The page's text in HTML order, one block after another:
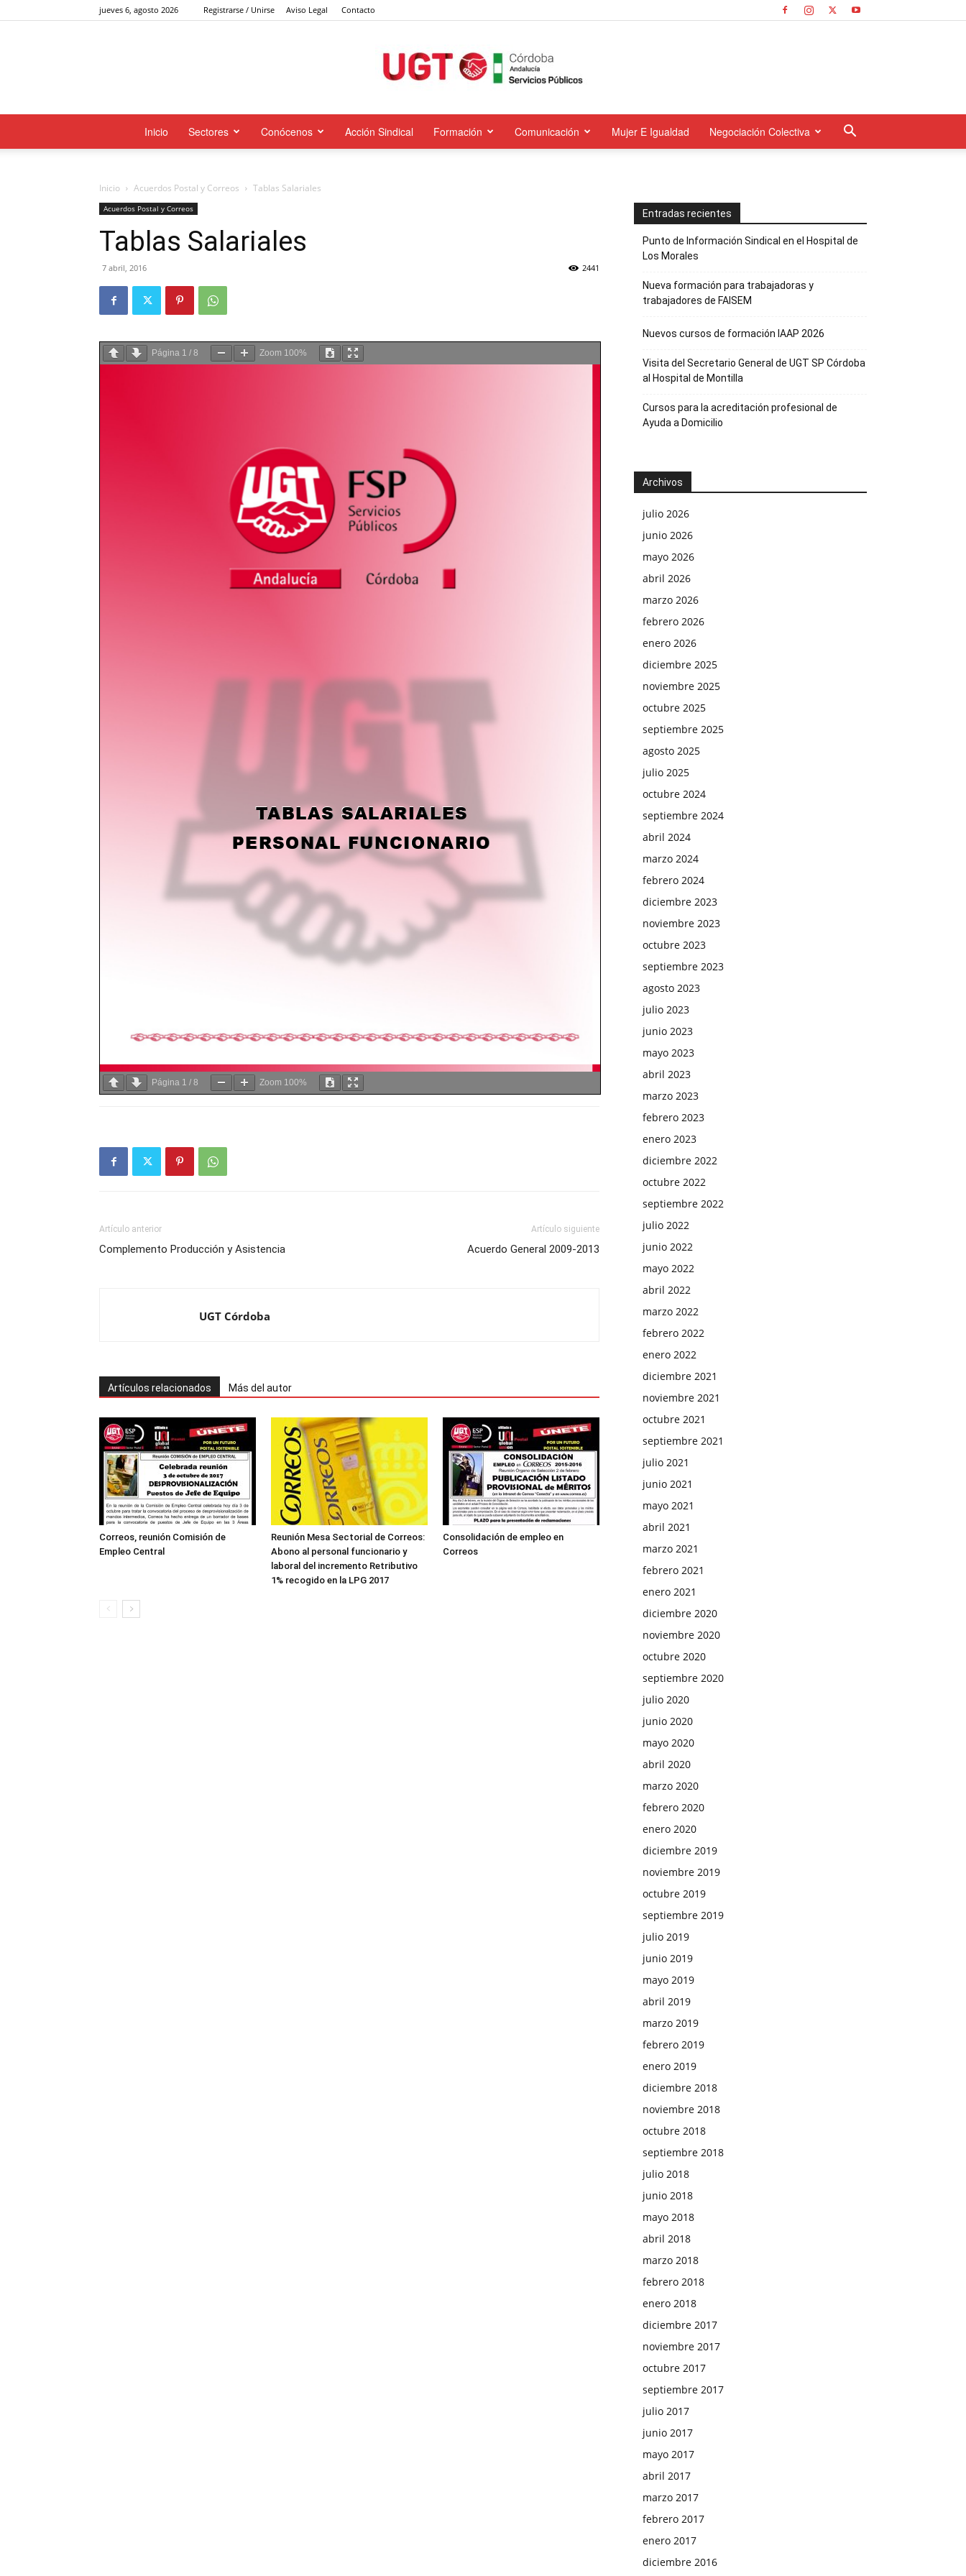
jueves 6, agosto 2026 Registrarse / Unirse Aviso Legal Contacto
Inicio Sectores Conócenos Acción Sindical Formación Comunicación Mujer E Igualdad Negociación Colectiva
Inicio Acuerdos Postal y Correos Tablas Salariales
Acuerdos Postal y Correos
Tablas Salariales
7 abril, 2016 2441
Página 1 / 8 Zoom 100%
Página 1 / 8 Zoom 100%
Artículo anterior
Complemento Producción y Asistencia
Artículo siguiente
Acuerdo General 2009-2013
UGT Córdoba
Artículos relacionados Más del autor
Correos, reunión Comisión de
Empleo Central
Reunión Mesa Sectorial de Correos:
Abono al personal funcionario y
laboral del incremento Retributivo
1% recogido en la LPG 2017
Consolidación de empleo en
Correos
Entradas recientes
Punto de Información Sindical en el Hospital de
Los Morales
Nueva formación para trabajadoras y
trabajadores de FAISEM
Nuevos cursos de formación IAAP 2026
Visita del Secretario General de UGT SP Córdoba
al Hospital de Montilla
Cursos para la acreditación profesional de
Ayuda a Domicilio
Archivos
julio 2026
junio 2026
mayo 2026
abril 2026
marzo 2026
febrero 2026
enero 2026
diciembre 2025
noviembre 2025
octubre 2025
septiembre 2025
agosto 2025
julio 2025
octubre 2024
septiembre 2024
abril 2024
marzo 2024
febrero 2024
diciembre 2023
noviembre 2023
octubre 2023
septiembre 2023
agosto 2023
julio 2023
junio 2023
mayo 2023
abril 2023
marzo 2023
febrero 2023
enero 2023
diciembre 2022
octubre 2022
septiembre 2022
julio 2022
junio 2022
mayo 2022
abril 2022
marzo 2022
febrero 2022
enero 2022
diciembre 2021
noviembre 2021
octubre 2021
septiembre 2021
julio 2021
junio 2021
mayo 2021
abril 2021
marzo 2021
febrero 2021
enero 2021
diciembre 2020
noviembre 2020
octubre 2020
septiembre 2020
julio 2020
junio 2020
mayo 2020
abril 2020
marzo 2020
febrero 2020
enero 2020
diciembre 2019
noviembre 2019
octubre 2019
septiembre 2019
julio 2019
junio 2019
mayo 2019
abril 2019
marzo 2019
febrero 2019
enero 2019
diciembre 2018
noviembre 2018
octubre 2018
septiembre 2018
julio 2018
junio 2018
mayo 2018
abril 2018
marzo 2018
febrero 2018
enero 2018
diciembre 2017
noviembre 2017
octubre 2017
septiembre 2017
julio 2017
junio 2017
mayo 2017
abril 2017
marzo 2017
febrero 2017
enero 2017
diciembre 2016